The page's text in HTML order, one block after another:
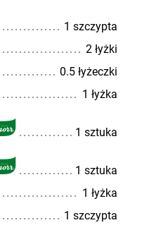
1 szczypta
2 łyżki
0.5 łyżeczki
1 łyżka
1 sztuka
1 sztuka
1 łyżka
1 szczypta